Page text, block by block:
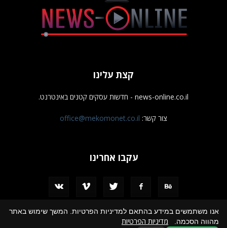
קצת עלינו
news-online.co.il - חדשות עסקים קטנים באינטרנט.
צור קשר: office@mekomonet.co.il
עקבו אחרינו
מחפשים כותבים פרסמו אצלנו
אנו משתמשים במידע בהתאם למדיניות הפרטיות. המשך שימוש באתר
מהווה הסכמה. מדיניות הפרטיות